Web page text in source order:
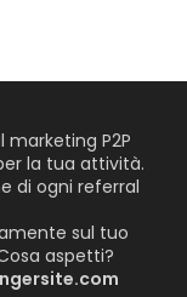
P2P
la tua attività.
di ogni referral
sul tuo
aspetti?